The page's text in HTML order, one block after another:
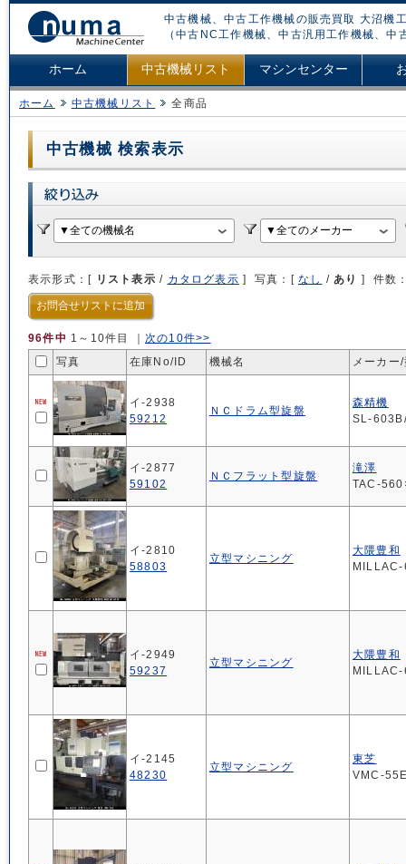
中古機械、中古工作機械の販売買取 大沼機
（中古NC工作機械、中古汎用工作機械、
ホーム 中古機械リスト マシンセンター
ホーム 中古機械リスト 全商品
中古機械 検索表示
表示形式：[ リスト表示 / カタログ表示 ] 写真：[ なし /あり ] 件数
お問合せリストに追加
96件中 1～10件目
次の10件>>
写真
在庫No/ ID 機械名 メーカー
イ-2938
59212
ＮＣドラム型旋盤
森精機
SL-
イ-2877
59102
ＮＣフラット型旋盤
滝澤
TAC-
イ-2810
58803
立型マシニング
大隈豊和
イ-2949
59237
立型マシニング
大隈豊和
イ-2145
48230
立型マシニング
東芝
VMC-